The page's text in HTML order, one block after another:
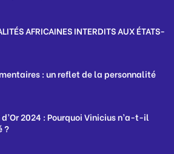
AFRICAINES INTERDITS AUX ÉTATS-
: un reflet de la personnalité
2024 : Pourquoi Vinicius n’a-t-il
?